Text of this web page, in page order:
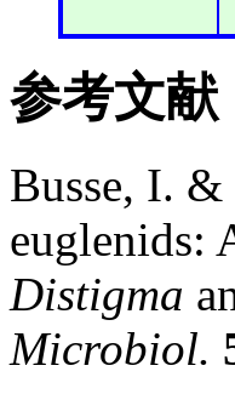
参考文献
Busse, I.
euglenids:
Distigma
Microbiol.